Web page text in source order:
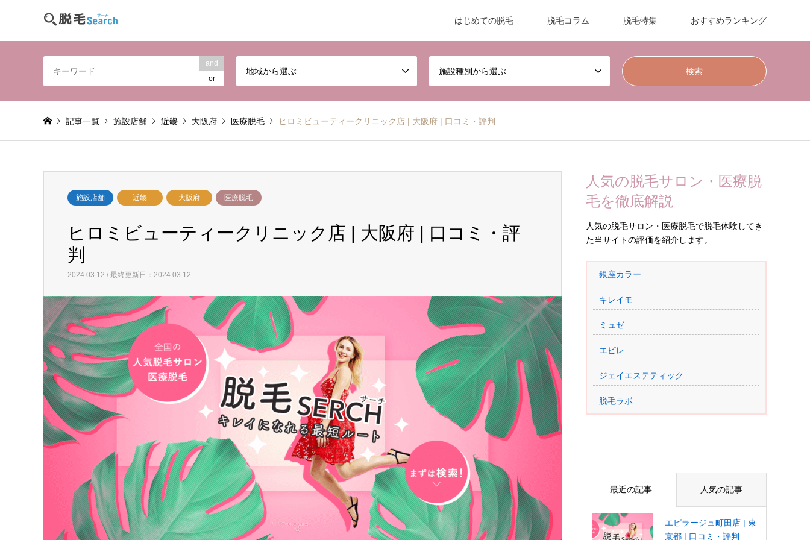
はじめての脱毛 脱毛コラム 脱毛特集 おすすめランキング
and
or
地域から選ぶ 施設種別から選ぶ
記事一覧 施設店舗 近畿 大阪府 医療脱毛 ヒロミビューティークリニック店 | 大阪府 | 口コミ・評判
施設店舗 近畿 大阪府 医療脱毛
ヒロミビューティークリニック店 | 大阪府 | 口コミ・評
判
2024.03.12 / 最終更新日：2024.03.12
人気の脱毛サロン・医療脱
毛を徹底解説
人気の脱毛サロン・医療脱毛で脱毛体験してき
た当サイトの評価を紹介します。
銀座カラー
キレイモ
ミュゼ
エピレ
ジェイエステティック
脱毛ラボ
最近の記事 人気の記事
エピラージュ町田店 | 東
京都 | 口コミ・評判